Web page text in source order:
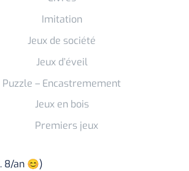
Imitation
Jeux de société
Jeux d’éveil
Puzzle – Encastremement
Jeux en bois
Premiers jeux
8/an 😊)